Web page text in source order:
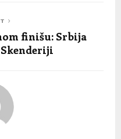
finišu: Srbija
Skenderiji